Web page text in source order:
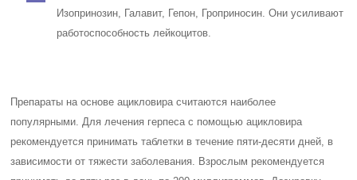
Изопринозин, Галавит, Гепон, Гроприносин. Они усиливают
работоспособность лейкоцитов.
Препараты на основе ацикловира считаются наиболее
популярными. Для лечения герпеса с помощью ацикловира
рекомендуется принимать таблетки в течение пяти-десяти дней, в
зависимости от тяжести заболевания. Взрослым рекомендуется